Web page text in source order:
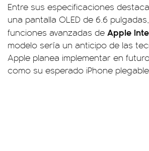
Entre sus especificaciones
una pantalla OLED de 6.6
funciones avanzadas de Apple
modelo sería un anticipo de las
Apple planea implementar en
como su esperado iPhone